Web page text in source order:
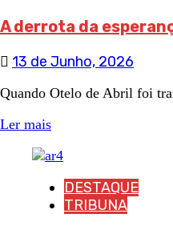
A derrota da
13 de Junho, 2026
Quando Otelo de Abril foi
Ler mais
DESTAQUE
TRIBUNA